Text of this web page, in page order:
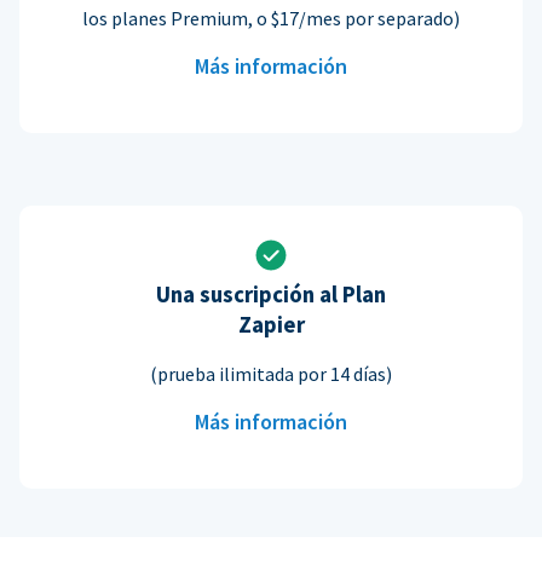
los planes Premium, o $17/mes por separado)
Más información
Una suscripción al Plan
Zapier
(prueba ilimitada por 14 días)
Más información